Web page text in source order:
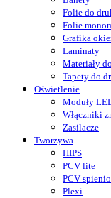
Folie do
Folie
Grafika
Laminaty
Materiały
Tapety do
Oświetlenie
Moduły
Włączniki
Zasilacze
Tworzywa
HIPS
PCV lite
PCV
Plexi